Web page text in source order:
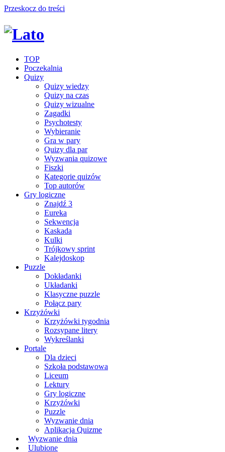
Przeskocz do treści
TOP
Poczekalnia
Quizy
Quizy wiedzy
Quizy na czas
Quizy wizualne
Zagadki
Psychotesty
Wybieranie
Gra w pary
Quizy dla par
Wyzwania quizowe
Fiszki
Kategorie quizów
Top autorów
Gry logiczne
Znajdź 3
Eureka
Sekwencja
Kaskada
Kulki
Trójkowy sprint
Kalejdoskop
Puzzle
Dokładanki
Układanki
Klasyczne puzzle
Połącz pary
Krzyżówki
Krzyżówki tygodnia
Rozsypane litery
Wykreślanki
Portale
Dla dzieci
Szkoła podstawowa
Liceum
Lektury
Gry logiczne
Krzyżówki
Puzzle
Wyzwanie dnia
Aplikacja Quizme
Wyzwanie dnia
Ulubione